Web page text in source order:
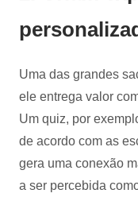
Uma das grandes
ele entrega valor
Um quiz, por
de acordo com as
gera uma conexão
a ser percebida